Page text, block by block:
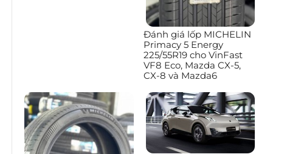
Đánh giá lốp MICHELIN
Primacy 5 Energy
225/55R19 cho VinFast
VF8 Eco, Mazda CX-5,
CX-8 và Mazda6